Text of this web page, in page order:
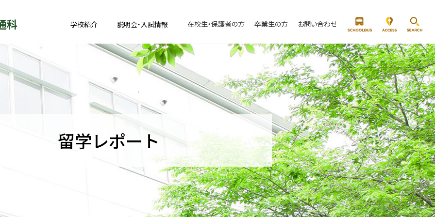
科 学校紹介 説明会・入試情報 在校生・保護者の方 卒業生の方 お問い合わせ
留学レポート